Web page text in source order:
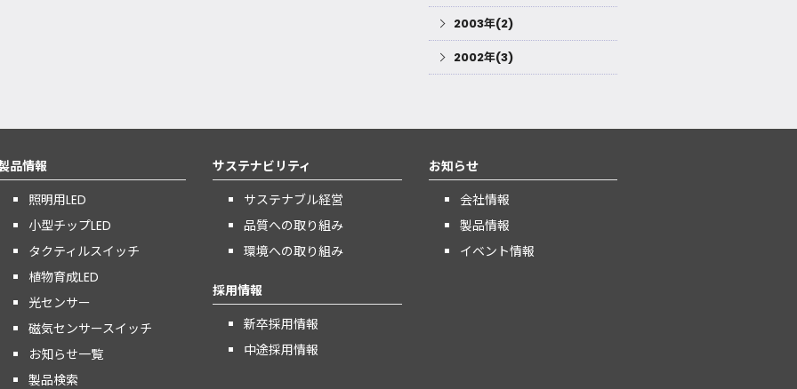
2003年(2)
2002年(3)
品情報
照明用LED
小型チップLED
タクティルスイッチ
植物育成LED
光センサー
磁気センサースイッチ
お知らせ一覧
製品検索
サステナビリティ
サステナブル経営
品質への取り組み
環境への取り組み
採用情報
新卒採用情報
中途採用情報
お知らせ
会社情報
製品情報
イベント情報